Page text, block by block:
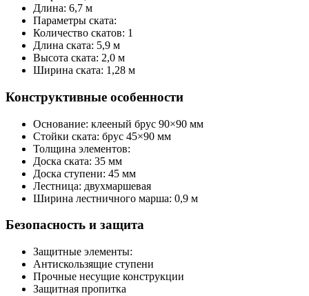
Длина: 6,7 м
Параметры ската:
Количество скатов: 1
Длина ската: 5,9 м
Высота ската: 2,0 м
Ширина ската: 1,28 м
Конструктивные особенности
Основание: клееный брус 90×90 мм
Стойки ската: брус 45×90 мм
Толщина элементов:
Доска ската: 35 мм
Доска ступени: 45 мм
Лестница: двухмаршевая
Ширина лестничного марша: 0,9 м
Безопасность и защита
Защитные элементы:
Антискользящие ступени
Прочные несущие конструкции
Защитная пропитка